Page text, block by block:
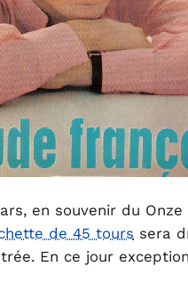
en souvenir du
de 45 tours sera
En ce jour